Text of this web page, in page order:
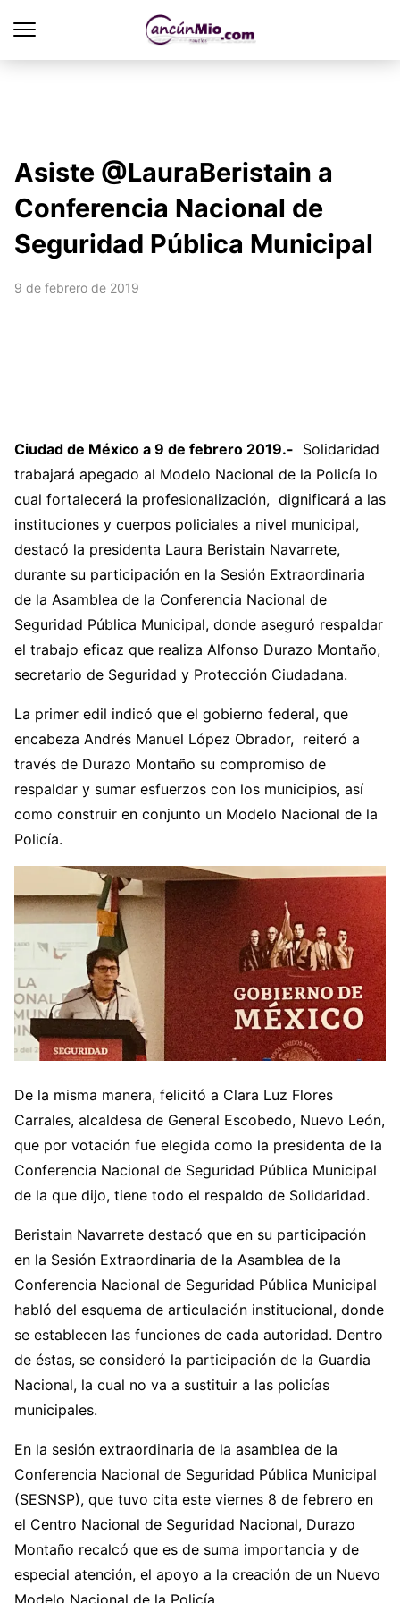
Asiste @LauraBeristain a
Conferencia Nacional de
Seguridad Pública Municipal
9 de febrero de 2019
Ciudad de México a 9 de febrero 2019.- Solidaridad
trabajará apegado al Modelo Nacional de la Policía lo
cual fortalecerá la profesionalización, dignificará a las
instituciones y cuerpos policiales a nivel municipal,
destacó la presidenta Laura Beristain Navarrete,
durante su participación en la Sesión Extraordinaria
de la Asamblea de la Conferencia Nacional de
Seguridad Pública Municipal, donde aseguró respaldar
el trabajo eficaz que realiza Alfonso Durazo Montaño,
secretario de Seguridad y Protección Ciudadana.
La primer edil indicó que el gobierno federal, que
encabeza Andrés Manuel López Obrador, reiteró a
través de Durazo Montaño su compromiso de
respaldar y sumar esfuerzos con los municipios, así
como construir en conjunto un Modelo Nacional de la
Policía.
De la misma manera, felicitó a Clara Luz Flores
Carrales, alcaldesa de General Escobedo, Nuevo León,
que por votación fue elegida como la presidenta de la
Conferencia Nacional de Seguridad Pública Municipal
de la que dijo, tiene todo el respaldo de Solidaridad.
Beristain Navarrete destacó que en su participación
en la Sesión Extraordinaria de la Asamblea de la
Conferencia Nacional de Seguridad Pública Municipal
habló del esquema de articulación institucional, donde
se establecen las funciones de cada autoridad. Dentro
de éstas, se consideró la participación de la Guardia
Nacional, la cual no va a sustituir a las policías
municipales.
En la sesión extraordinaria de la asamblea de la
Conferencia Nacional de Seguridad Pública Municipal
(SESNSP), que tuvo cita este viernes 8 de febrero en
el Centro Nacional de Seguridad Nacional, Durazo
Montaño recalcó que es de suma importancia y de
especial atención, el apoyo a la creación de un Nuevo